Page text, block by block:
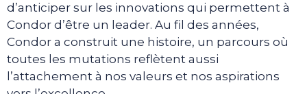
d’anticiper sur les innovations qui permettent à
Condor d’être un leader. Au fil des années,
Condor a construit une histoire, un parcours où
toutes les mutations reflètent aussi
l’attachement à nos valeurs et nos aspirations